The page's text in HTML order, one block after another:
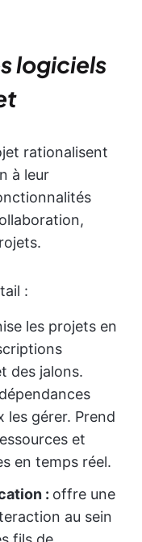
logiciels
rationalisent
à leur
:
les projets en
des jalons.
les gérer. Prend
et
en temps réel.
: offre une
au sein